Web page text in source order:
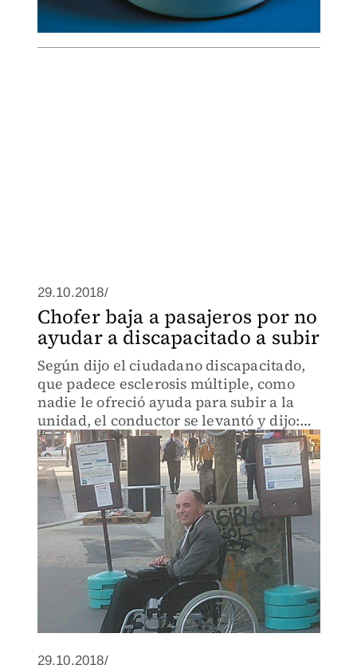
29.10.2018/
Chofer baja a pasajeros por no
ayudar a discapacitado a subir
Según dijo el ciudadano discapacitado,
que padece esclerosis múltiple, como
nadie le ofreció ayuda para subir a la
unidad, el conductor se levantó y dijo:
"¡Se terminó! ¡Todo el mundo abajo!"; lo
ayudó a subir y dejó al pasaje que
esperara otra unida
29.10.2018/